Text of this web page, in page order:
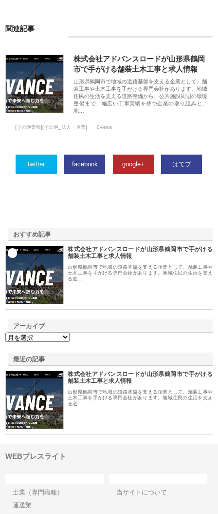
関連記事
株式会社アドバンスロードが山形県鶴岡
市で手がける舗装土木工事と求人情報
山形県鶴岡市で地域の道路基盤を支える企業として、舗
装工事や土木工事を手がける専門会社があります。地域
住民の生活を支える道路整備から、公共施設周辺の環境
整備まで、幅広い工事実績を持つ企業の取り組みと、
地…
[その他業種][その他_法人・企業] 0views
twitter facebook google+ はてブ
おすすめ記事
株式会社アドバンスロードが山形県鶴岡市で手がける
舗装土木工事と求人情報
山形県鶴岡市で地域の道路基盤を支える企業として、舗装工事や
土木工事を手がける専門会社があります。地域住民の生活を支え
る道…
アーカイブ
最近の記事
株式会社アドバンスロードが山形県鶴岡市で手がける
舗装土木工事と求人情報
山形県鶴岡市で地域の道路基盤を支える企業として、舗装工事や
土木工事を手がける専門会社があります。地域住民の生活を支え
る道…
WEBプレスライト
士業（専門職種）
運送業
当サイトについて